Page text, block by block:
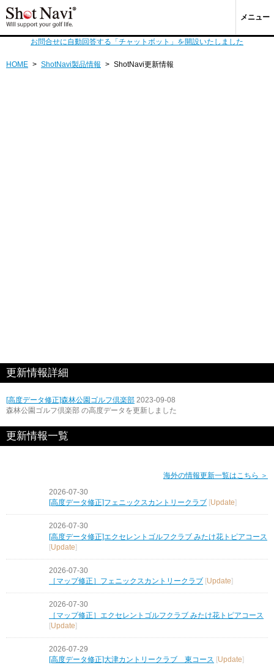
メニュー
お問合せに自動回答する「チャットボット」を開設いたしました
HOME > ShotNavi製品情報 > ShotNavi更新情報
更新情報詳細
[高度データ修正]森林公園ゴルフ倶楽部 2023-09-08
森林公園ゴルフ倶楽部 の高度データを更新しました
更新情報一覧
海外の情報更新一覧はこちら ＞
2026-07-30
[高度データ修正]フェニックスカントリークラブ
Update
2026-07-30
[高度データ修正]エクセレントゴルフクラブ みたけ花トピアコース
[Update]
2026-07-30
［マップ修正］フェニックスカントリークラブ [Update]
2026-07-30
［マップ修正］エクセレントゴルフクラブ みたけ花トピアコース
[Update]
2026-07-29
[高度データ修正]大津カントリークラブ 東コース [Update]